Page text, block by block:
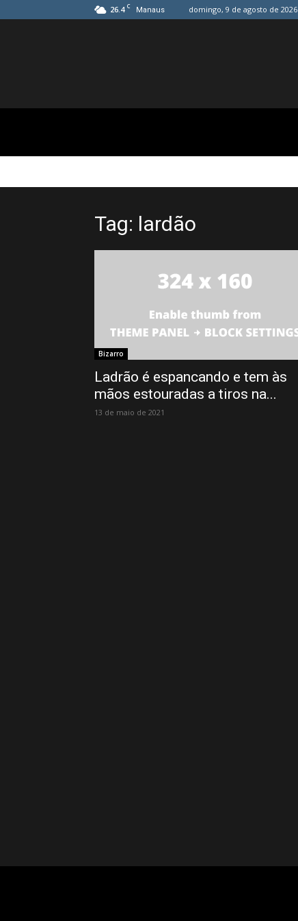
26.4 C Manaus domingo, 9 de agosto de 2026
Tag: lardão
Bizarro
Ladrão é espancando e tem às
mãos estouradas a tiros na...
13 de maio de 2021